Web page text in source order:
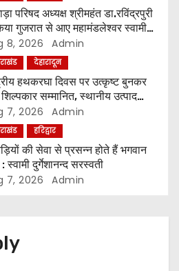
परिषद अध्यक्ष श्रीमहंत डा.रविंद्रपुरी
गुजरात से आए महामंडलेश्वर स्वामी
पुरी और भक्तों का स्वागत
8, 2026 Admin
देहारादून
हथकरघा दिवस पर उत्कृष्ट बुनकर
सम्मानित, स्थानीय उत्पाद
का आह्वान
7, 2026 Admin
हरिद्वार
की सेवा से प्रसन्न होते हैं भगवान
स्वामी दुर्गेशानन्द सरस्वती
7, 2026 Admin